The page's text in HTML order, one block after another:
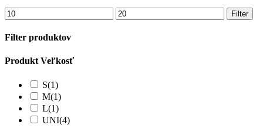
Filter
Filter produktov
Produkt Veľkosť
S(1)
M(1)
L(1)
UNI(4)